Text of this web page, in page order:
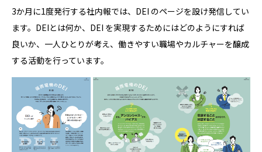
3か⽉に1度発⾏する社内報では、DEI のページを設け発信してい
ます。DEIとは何か、DEI を実現するためにはどのようにすれば
良いか、一人ひとりが考え、働きやすい職場やカルチャーを醸成
する活動を⾏っています。